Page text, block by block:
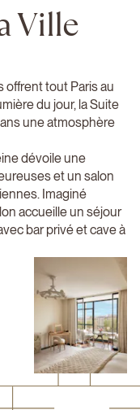
Ville
offrent tout Paris au
du jour, la Suite
une atmosphère
dévoile une
et un salon
Imaginé
accueille un séjour
bar privé et cave à